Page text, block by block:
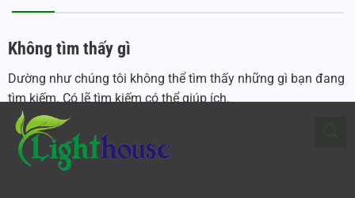
Không tìm thấy gì
Dường như chúng tôi không thể tìm thấy những gì bạn đang
tìm kiếm. Có lẽ tìm kiếm có thể giúp ích.